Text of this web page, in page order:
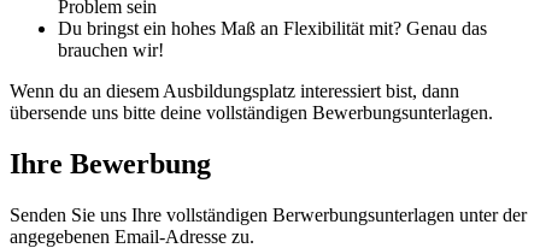
Problem sein
Du bringst ein hohes Maß an Flexibilität mit? Genau das
brauchen wir!
Wenn du an diesem Ausbildungsplatz interessiert bist, dann
übersende uns bitte deine vollständigen Bewerbungsunterlagen.
Ihre Bewerbung
Senden Sie uns Ihre vollständigen Berwerbungsunterlagen unter der
angegebenen Email-Adresse zu.